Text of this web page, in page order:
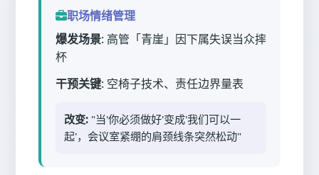
职场情绪管理
爆发场景: 高管「青崖」因下属失误当众摔
杯
干预关键: 空椅子技术、责任边界量表
改变: "当'你必须做好'变成'我们可以一
起'，会议室紧绷的肩颈线条突然松动"